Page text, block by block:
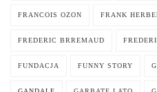
FRANCOIS OZON FRANK
FREDERIC BRREMAUD
FUNDACJA FUNNY STORY